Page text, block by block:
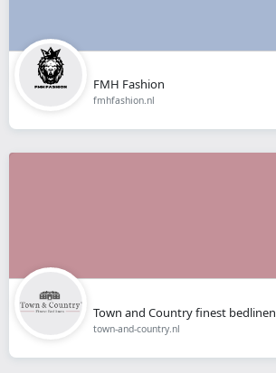
FMH Fashion
fmhfashion.nl
Town and Country finest bedlinen
town-and-country.nl